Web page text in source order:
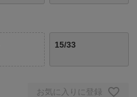
15/33
お気に入りに登録